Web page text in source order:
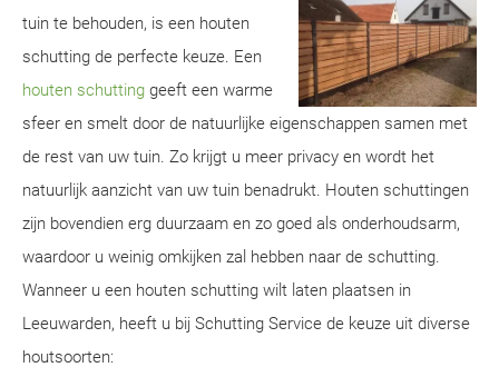
tuin te behouden, is een houten
schutting de perfecte keuze. Een
houten schutting geeft een warme
sfeer en smelt door de natuurlijke eigenschappen samen met
de rest van uw tuin. Zo krijgt u meer privacy en wordt het
natuurlijk aanzicht van uw tuin benadrukt. Houten schuttingen
zijn bovendien erg duurzaam en zo goed als onderhoudsarm,
waardoor u weinig omkijken zal hebben naar de schutting.
Wanneer u een houten schutting wilt laten plaatsen in
Leeuwarden, heeft u bij Schutting Service de keuze uit diverse
houtsoorten: